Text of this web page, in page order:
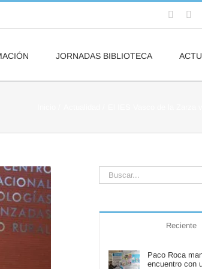
JORNADAS BIBLIOTECA
Buscar:
Reciente
Paco Roca
encuentro con